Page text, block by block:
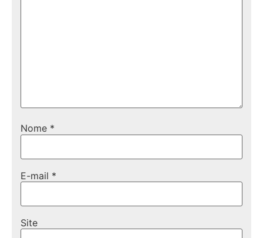
Nome *
E-mail *
Site